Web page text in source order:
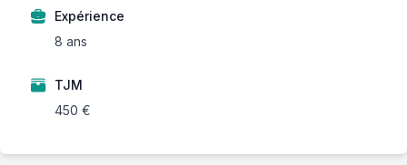
Expérience
8 ans
TJM
450 €